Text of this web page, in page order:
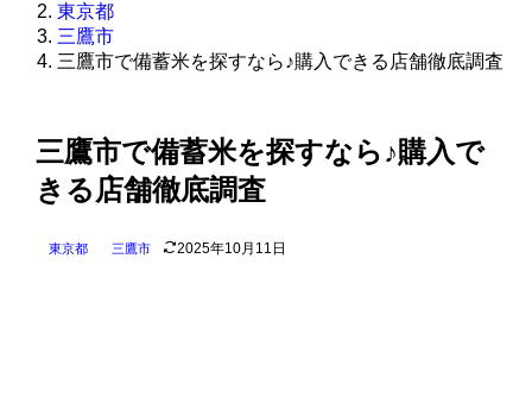
東京都
三鷹市
三鷹市で備蓄米を探すなら♪購入できる店舗徹底調査
三鷹市で備蓄米を探すなら♪購入で
きる店舗徹底調査
東京都 三鷹市 2025年10月11日